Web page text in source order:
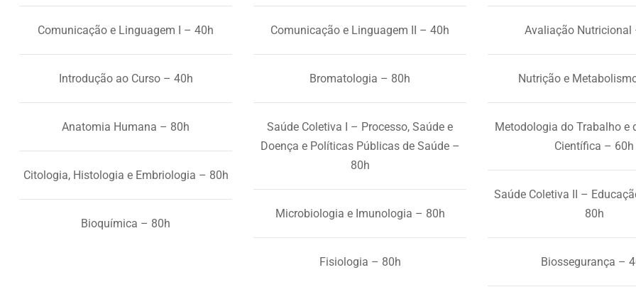
Comunicação e Linguagem I – 40h
Introdução ao Curso – 40h
Anatomia Humana – 80h
Citologia, Histologia e Embriologia – 80h
Bioquímica – 80h
Comunicação e Linguagem II – 40h
Bromatologia – 80h
Saúde Coletiva I – Processo, Saúde e
Doença e Políticas Públicas de Saúde –
80h
Microbiologia e Imunologia – 80h
Fisiologia – 80h
Avaliação Nutricional
Nutrição e
Metodologia do Trabalho e
Científica – 60h
Saúde Coletiva II –
80h
Biossegurança –